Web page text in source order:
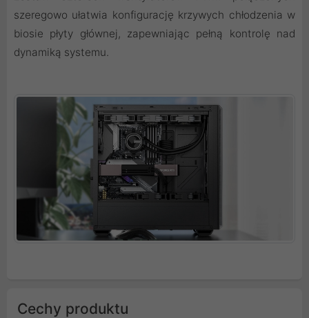
szeregowo ułatwia konfigurację krzywych chłodzenia w
biosie płyty głównej, zapewniając pełną kontrolę nad
dynamiką systemu.
Cechy produktu